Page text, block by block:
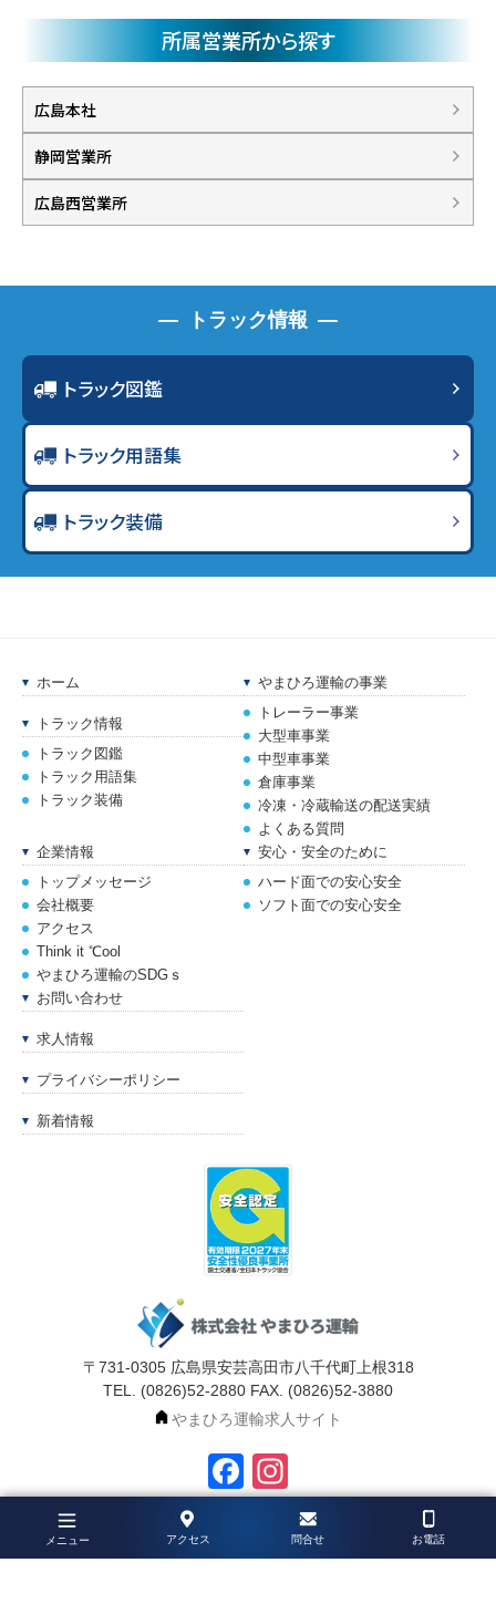
所属営業所から探す
広島本社
静岡営業所
広島西営業所
トラック情報
トラック図鑑
トラック用語集
トラック装備
ホーム
トラック情報
トラック図鑑
トラック用語集
トラック装備
やまひろ運輸の事業
トレーラー事業
大型車事業
中型車事業
倉庫事業
冷凍・冷蔵輸送の配送実績
よくある質問
企業情報
トップメッセージ
会社概要
アクセス
Think it ℃ool
やまひろ運輸のSDGｓ
安心・安全のために
ハード面での安心安全
ソフト面での安心安全
お問い合わせ
求人情報
プライバシーポリシー
新着情報
〒731-0305 広島県安芸高田市八千代町上根318
TEL. (0826)52-2880 FAX. (0826)52-3880
やまひろ運輸求人サイト
Facebook
©冷凍輸送・冷蔵輸送のやまひろ運輸. All Rights Reserved.
メニュー アクセス 問合せ お電話